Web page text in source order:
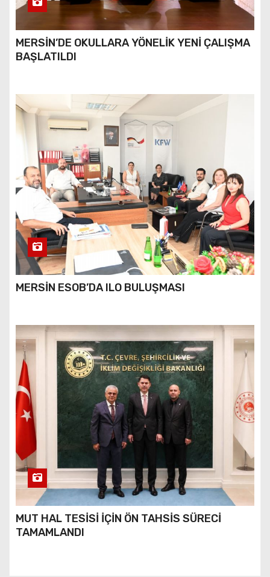
MERSİN’DE OKULLARA YÖNELİK YENİ ÇALIŞMA
BAŞLATILDI
MERSİN ESOB’DA ILO BULUŞMASI
MUT HAL TESİSİ İÇİN ÖN TAHSİS SÜRECİ
TAMAMLANDI